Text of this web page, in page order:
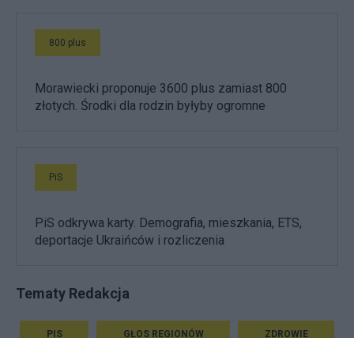
800 plus
Morawiecki proponuje 3600 plus zamiast 800
złotych. Środki dla rodzin byłyby ogromne
PiS
PiS odkrywa karty. Demografia, mieszkania, ETS,
deportacje Ukraińców i rozliczenia
Tematy Redakcja
PIS GŁOS REGIONÓW ZDROWIE